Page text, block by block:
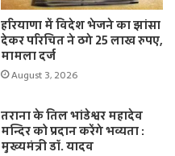
हरियाणा में विदेश भेजने का झांसा
देकर परिचित ने ठगे 25 लाख रुपए,
मामला दर्ज
August 3, 2026
तराना के तिल भांडेश्वर महादेव
मन्दिर को प्रदान करेंगे भव्यता :
मुख्यमंत्री डॉ. यादव